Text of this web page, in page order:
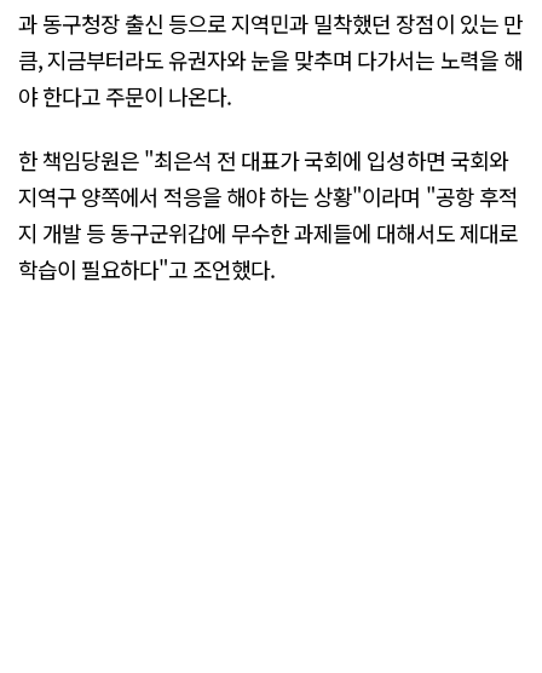
과 동구청장 출신 등으로 지역민과 밀착했던 장점이 있는 만
큼, 지금부터라도 유권자와 눈을 맞추며 다가서는 노력을 해
야 한다고 주문이 나온다.
한 책임당원은 "최은석 전 대표가 국회에 입성하면 국회와
지역구 양쪽에서 적응을 해야 하는 상황"이라며 "공항 후적
지 개발 등 동구군위갑에 무수한 과제들에 대해서도 제대로
학습이 필요하다"고 조언했다.